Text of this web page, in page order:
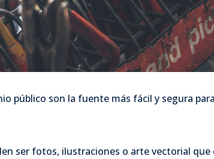
público son la fuente más fácil y segura
ser fotos, ilustraciones o arte vectorial que